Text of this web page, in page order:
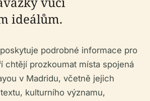
ideálům.
podrobné informace pro
chtějí prozkoumat místa spojená
v Madridu, včetně jejich
kulturního významu,